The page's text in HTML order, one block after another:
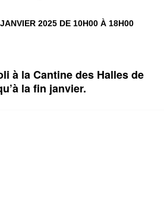
2025 DE 10H00 À 18H00
à la Cantine des Halles de
la fin janvier.